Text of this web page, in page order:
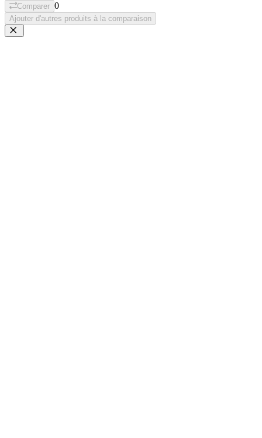
Comparer 0
Ajouter d'autres produits à la comparaison